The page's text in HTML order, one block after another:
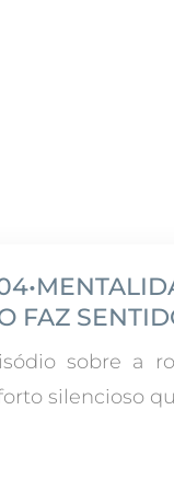
FAZ
sobre a
silencioso